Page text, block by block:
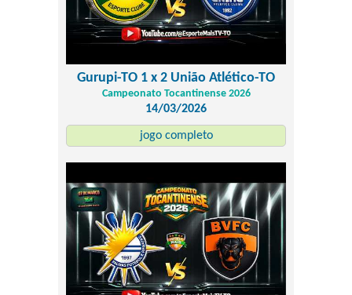
Gurupi-TO 1 x 2 União Atlético-TO
Campeonato Tocantinense 2026
14/03/2026
jogo completo